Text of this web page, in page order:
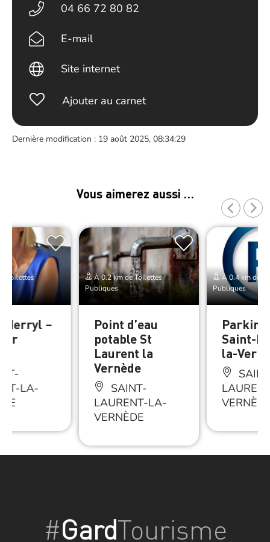
04 66 72 80 82
E-mail
Site internet
Ajouter au carnet
Dernière modification : 19 août 2025, 08:34:29
Vous aimerez aussi …
Toilettes
Merryl –
LA-
À 0.2 km de Toilettes
Publiques
Point d’eau
potable St
Laurent la
Vernède
SAINT-
LAURENT-LA-
VERNÈDE
À 0.4 km de
Publiques
Parking
Saint-
la-
#GardTourisme